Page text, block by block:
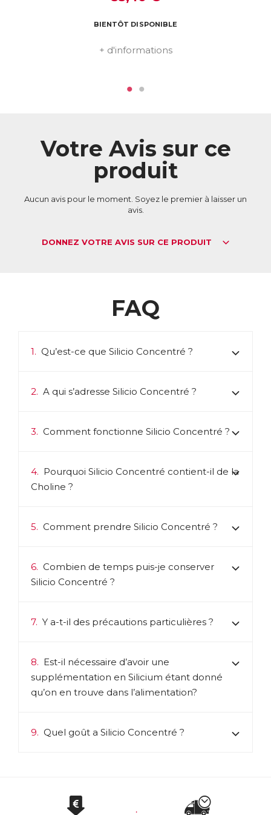
BIENTÔT DISPONIBLE
+ d'informations
Votre Avis sur ce
produit
Aucun avis pour le moment. Soyez le premier à laisser un
avis.
DONNEZ VOTRE AVIS SUR CE PRODUIT
FAQ
1. Qu’est-ce que Silicio Concentré ?
2. A qui s’adresse Silicio Concentré ?
3. Comment fonctionne Silicio Concentré ?
4. Pourquoi Silicio Concentré contient-il de la
Choline ?
5. Comment prendre Silicio Concentré ?
6. Combien de temps puis-je conserver
Silicio Concentré ?
7. Y a-t-il des précautions particulières ?
8. Est-il nécessaire d’avoir une
supplémentation en Silicium étant donné
qu’on en trouve dans l’alimentation?
9. Quel goût a Silicio Concentré ?